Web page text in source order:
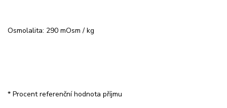
Osmolalita: 290 mOsm / kg
* Procent referenční hodnota příjmu